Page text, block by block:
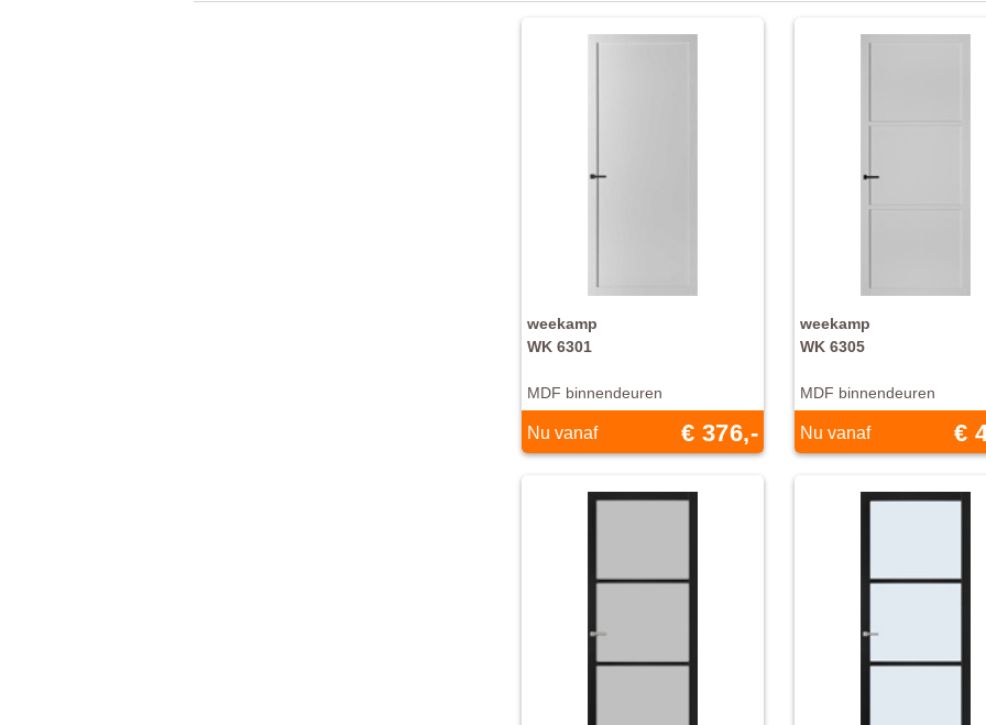
weekamp
WK 6301
MDF binnendeuren
Nu vanaf € 376,-
weekamp
WK 6305
MDF binnendeuren
Nu vanaf €